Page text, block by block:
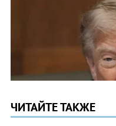
ЧИТАЙТЕ ТАКЖЕ